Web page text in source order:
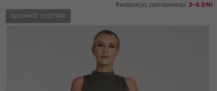
Realizacja zamówienia: 2-5 DNI
sprawdź rozmiar